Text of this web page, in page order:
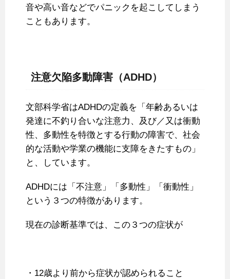
音や高い音などでパニックを起こしてしまう
こともあります。
注意欠陥多動障害（ADHD）
文部科学省はADHDの定義を「年齢あるいは
発達に不釣り合いな注意力、及び／又は衝動
性、多動性を特徴とする行動の障害で、社会
的な活動や学業の機能に支障をきたすもの」
と、しています。
ADHDには「不注意」「多動性」「衝動性」
という３つの特徴があります。
現在の診断基準では、この３つの症状が
・12歳より前から症状が認められること